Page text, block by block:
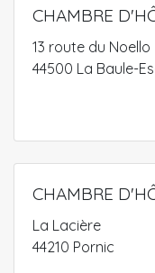
CHAMBRE
13 route du Noello
44500 La Baule-
CHAMBRE
La Lacière
44210 Pornic